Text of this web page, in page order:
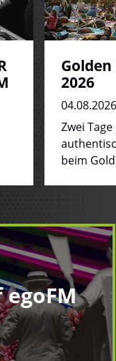
Golden
2026
04.08.2026
Zwei
beim